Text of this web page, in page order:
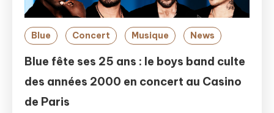
Blue Concert Musique News
Blue fête ses 25 ans : le boys band culte
des années 2000 en concert au Casino
de Paris